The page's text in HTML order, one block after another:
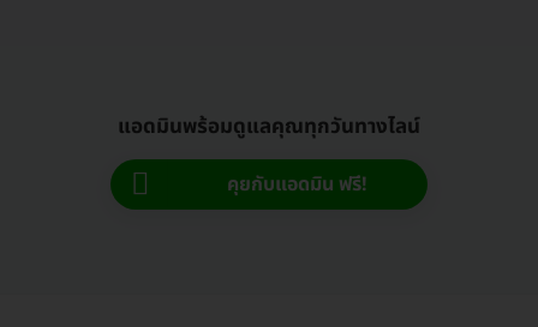
แอดมินพร้อมดูแลคุณทุกวันทางไลน์
คุยกับแอดมิน ฟรี!